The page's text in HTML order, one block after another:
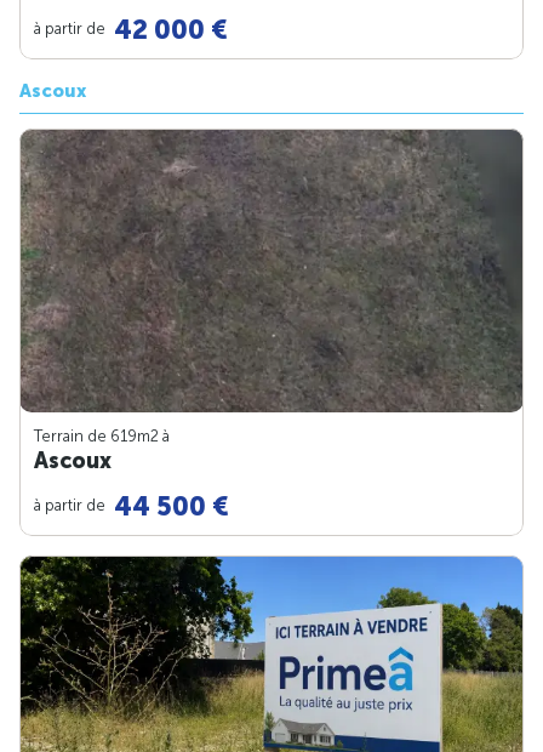
à partir de 42 000 €
Ascoux
Terrain de 619m2 à
Ascoux
à partir de 44 500 €